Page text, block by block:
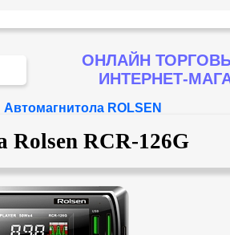
ОНЛАЙН
ИНТЕРНЕТ-
Автомагнитола ROLSEN
Rolsen RCR-126G